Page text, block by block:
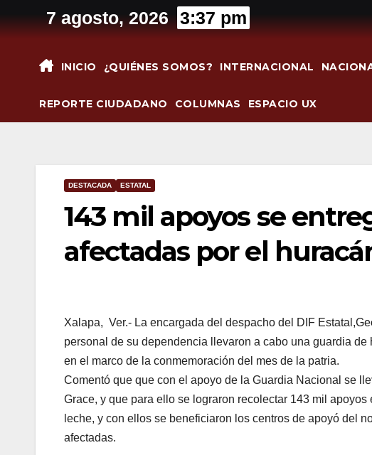
al
7 agosto, 2026 3:37 pm
INICIO ¿QUIÉNES SOMOS? INTERNACIONAL
REPORTE CIUDADANO COLUMNAS ESPACIO UX
DESTACADA ESTATAL
143 mil apoyos se
afectadas por el
Xalapa, Ver.- La encargada del despacho del DIF
personal de su dependencia llevaron a cabo una guardia
en el marco de la conmemoración del mes de la patria.
Comentó que que con el apoyo de la Guardia Nacional se
Grace, y que para ello se lograron recolectar 143 mil
leche, y con ellos se beneficiaron los centros de apoyó del
afectadas.